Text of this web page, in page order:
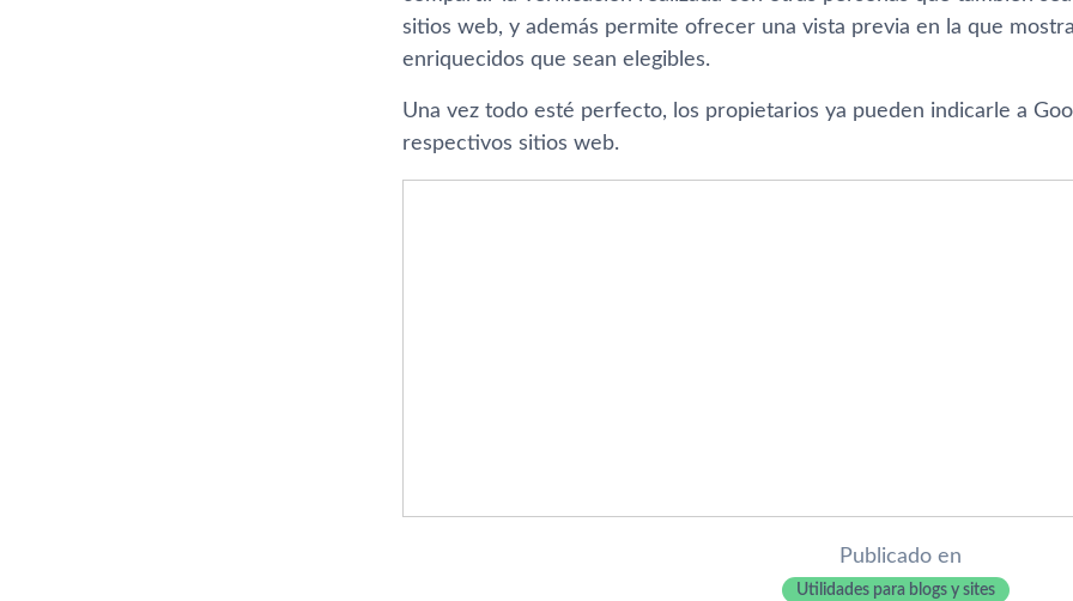
sitios web, y además permite ofrecer una vista previa en la que
enriquecidos que sean elegibles.
Una vez todo esté perfecto, los propietarios ya pueden indicarle a
respectivos sitios web.
Publicado en
Utilidades para blogs y sites